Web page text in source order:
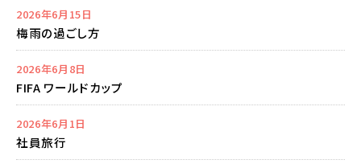
2026年6月15日
梅雨の過ごし方
2026年6月8日
FIFA ワールドカップ
2026年6月1日
社員旅行